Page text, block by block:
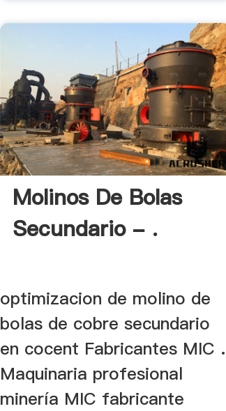
Molinos De Bolas
Secundario - .
optimizacion de molino de
bolas de cobre secundario
en cocent Fabricantes MIC .
Maquinaria profesional
minería MIC fabricante